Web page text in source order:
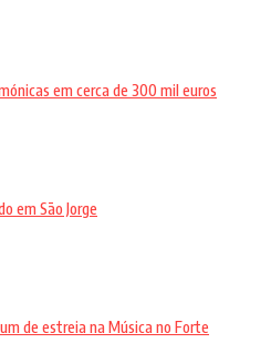
em cerca de 300 mil euros
em São Jorge
de estreia na Música no Forte